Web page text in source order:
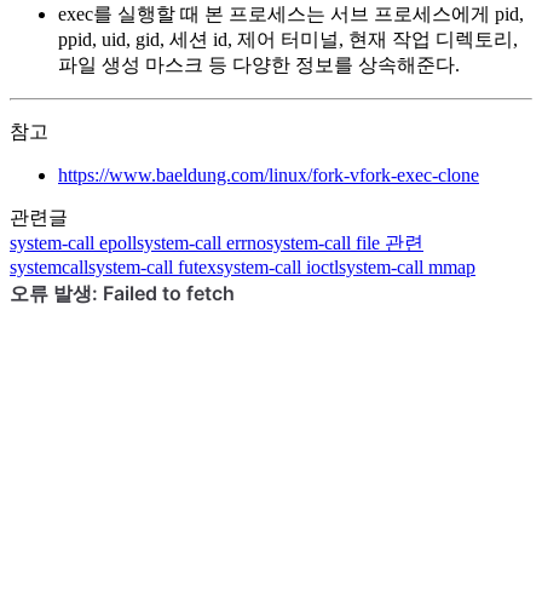
exec를 실행할 때 본 프로세스는 서브 프로세스에게 pid,
ppid, uid, gid, 세션 id, 제어 터미널, 현재 작업 디렉토리,
파일 생성 마스크 등 다양한 정보를 상속해준다.
참고
https://www.baeldung.com/linux/fork-vfork-exec-clone
관련글
system-call epollsystem-call errnosystem-call file 관련
systemcallsystem-call futexsystem-call ioctlsystem-call mmap